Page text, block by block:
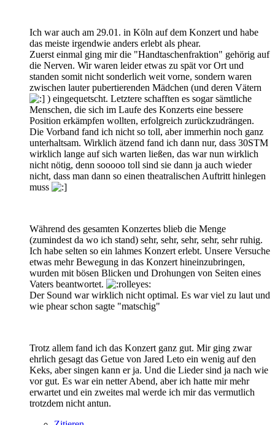
Ich war auch am 29.01. in Köln auf dem Konzert und habe
das meiste irgendwie anders erlebt als phear.
Zuerst einmal ging mir die "Handtaschenfraktion" gehörig auf
die Nerven. Wir waren leider etwas zu spät vor Ort und
standen somit nicht sonderlich weit vorne, sondern waren
zwischen lauter pubertierenden Mädchen (und deren Vätern
) eingequetscht. Letztere schafften es sogar sämtliche
Menschen, die sich im Laufe des Konzerts eine bessere
Position erkämpfen wollten, erfolgreich zurückzudrängen.
Die Vorband fand ich nicht so toll, aber immerhin noch ganz
unterhaltsam. Wirklich ätzend fand ich dann nur, dass 30STM
wirklich lange auf sich warten ließen, das war nun wirklich
nicht nötig, denn sooooo toll sind sie dann ja auch wieder
nicht, dass man dann so einen theatralischen Auftritt hinlegen
muss
Während des gesamten Konzertes blieb die Menge
(zumindest da wo ich stand) sehr, sehr, sehr, sehr, sehr ruhig.
Ich habe selten so ein lahmes Konzert erlebt. Unsere Versuche
etwas mehr Bewegung in das Konzert hineinzubringen,
wurden mit bösen Blicken und Drohungen von Seiten eines
Vaters beantwortet.
Der Sound war wirklich nicht optimal. Es war viel zu laut und
wie phear schon sagte "matschig"
Trotz allem fand ich das Konzert ganz gut. Mir ging zwar
ehrlich gesagt das Getue von Jared Leto ein wenig auf den
Keks, aber singen kann er ja. Und die Lieder sind ja nach wie
vor gut. Es war ein netter Abend, aber ich hatte mir mehr
erwartet und ein zweites mal werde ich mir das vermutlich
trotzdem nicht antun.